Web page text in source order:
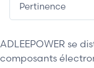
ADLEEPOWER se
composants